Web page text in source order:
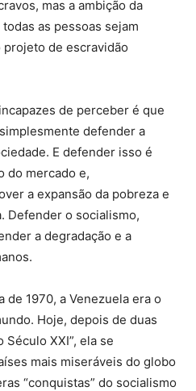
mas a ambição da
as pessoas sejam
de escravidão
de perceber é que
defender a
E defender isso é
do mercado e,
a expansão da pobreza e
Defender o socialismo,
a degradação e a
de 1970, a Venezuela era o
Hoje, depois de duas
Século XXI”, ela se
mais miseráveis do globo
“conquistas” do socialismo